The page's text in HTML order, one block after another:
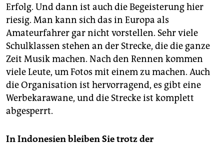
Erfolg. Und dann ist auch die Begeisterung hier
riesig. Man kann sich das in Europa als
Amateurfahrer gar nicht vorstellen. Sehr viele
Schulklassen stehen an der Strecke, die die ganze
Zeit Musik machen. Nach den Rennen kommen
viele Leute, um Fotos mit einem zu machen. Auch
die Organisation ist hervorragend, es gibt eine
Werbekarawane, und die Strecke ist komplett
abgesperrt.
In Indonesien bleiben Sie trotz der